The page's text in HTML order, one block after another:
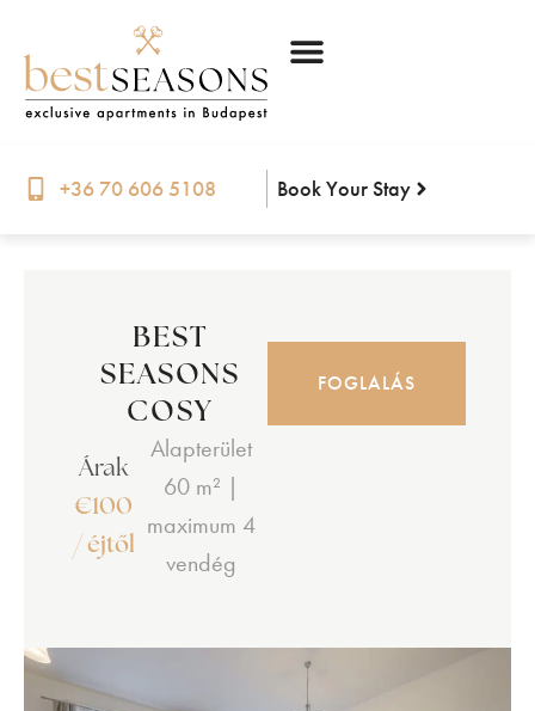
+36 70 606 5108 Book Your Stay
BEST
SEASONS
COSY
Árak
€100
/ éjtől
Alapterület
60 m² |
maximum 4
vendég
FOGLALÁS